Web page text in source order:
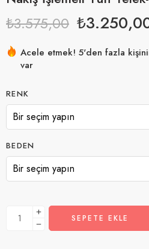
₺3.575,00 ₺
Acele etmek! 5'den fazla
var
RENK
BEDEN
SEPETE EKLE